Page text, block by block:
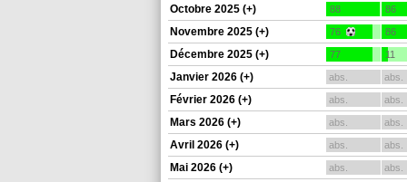
Octobre 2025 (+) 88 86
Novembre 2025 (+) 76 86
Décembre 2025 (+) 77 11
Janvier 2026 (+) abs. abs.
Février 2026 (+) abs. abs.
Mars 2026 (+) abs. abs.
Avril 2026 (+) abs. abs.
Mai 2026 (+) abs. abs.